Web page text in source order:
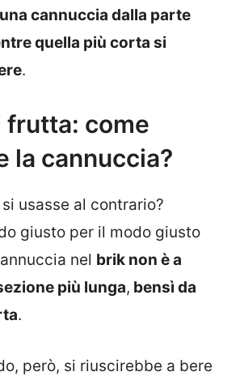
cannuccia dalla parte
quella più corta si
.
frutta: come
la cannuccia?
usasse al contrario?
giusto per il modo giusto
nel brik non è a
più lunga, bensì da
.
però, si riuscirebbe a bere